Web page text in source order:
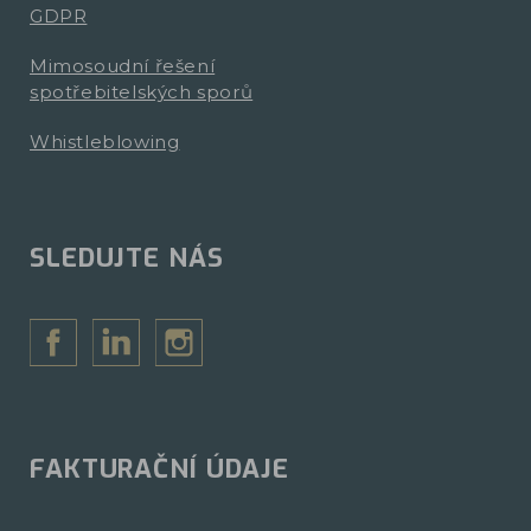
GDPR
Mimosoudní řešení
spotřebitelských sporů
Whistleblowing
SLEDUJTE NÁS
FAKTURAČNÍ ÚDAJE